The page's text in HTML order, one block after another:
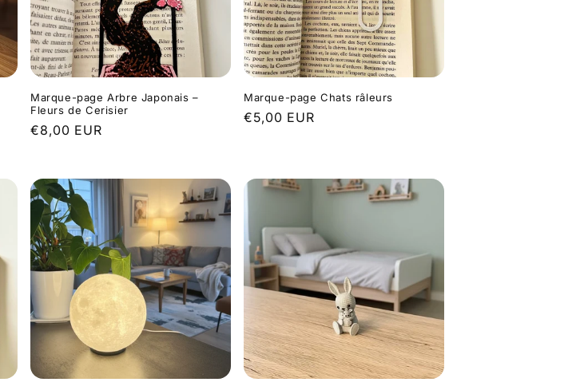
Marque-page Arbre Japonais –
Fleurs de Cerisier
Prix
€8,00 EUR
Marque-page Chats râleurs
Prix
€5,00 EUR